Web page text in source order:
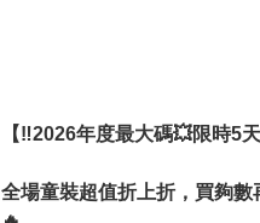
【‼️2026年度最大碼💥限時5
全場童裝超值折上折，買夠